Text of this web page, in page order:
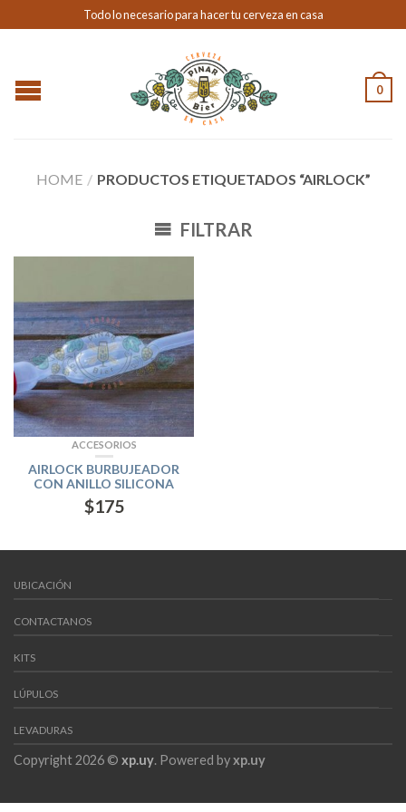
Todo lo necesario para hacer tu cerveza en casa
0
HOME / PRODUCTOS ETIQUETADOS “AIRLOCK”
FILTRAR
ACCESORIOS
AIRLOCK BURBUJEADOR
CON ANILLO SILICONA
$175
UBICACIÓN
CONTACTANOS
KITS
LÚPULOS
LEVADURAS
Copyright 2026 © xp.uy. Powered byxp.uy